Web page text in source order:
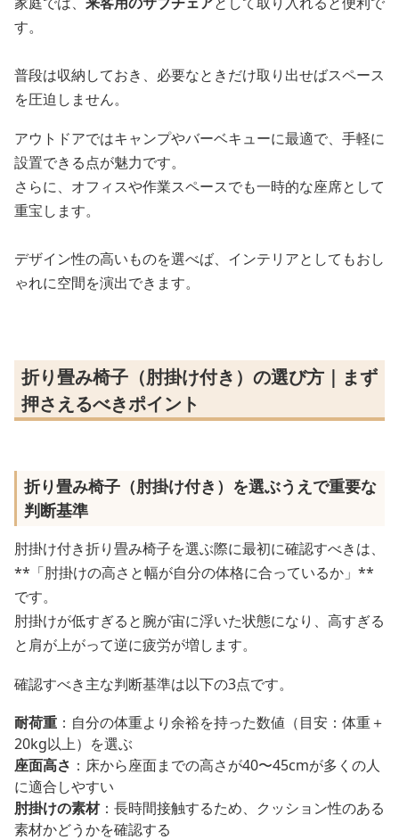
す。
普段は収納しておき、必要なときだけ取り出せばスペース
を圧迫しません。
アウトドアではキャンプやバーベキューに最適で、手軽に
設置できる点が魅力です。
さらに、オフィスや作業スペースでも一時的な座席として
重宝します。
デザイン性の高いものを選べば、インテリアとしてもおし
ゃれに空間を演出できます。
折り畳み椅子（肘掛け付き）の選び方｜まず
押さえるべきポイント
折り畳み椅子（肘掛け付き）を選ぶうえで重要な
判断基準
肘掛け付き折り畳み椅子を選ぶ際に最初に確認すべきは、
**「肘掛けの高さと幅が自分の体格に合っているか」**
です。
肘掛けが低すぎると腕が宙に浮いた状態になり、高すぎる
と肩が上がって逆に疲労が増します。
確認すべき主な判断基準は以下の3点です。
耐荷重 ：自分の体重より余裕を持った数値（目安：体重＋
20kg以上）を選ぶ
座面高さ ：床から座面までの高さが40〜45cmが多くの人
に適合しやすい
肘掛けの素材：長時間接触するため、クッション性のある
素材かどうかを確認する